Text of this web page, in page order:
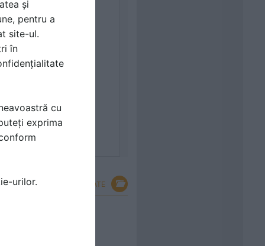
VEZI TOATE
și
pentru a
site-ul.
în
cu
exprima
urilor.